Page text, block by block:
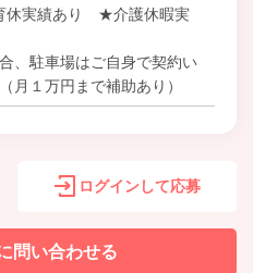
実績あり ★介護休暇実
、駐車場はご自身で契約い
月１万円まで補助あり）
ログインして応募
問い合わせる